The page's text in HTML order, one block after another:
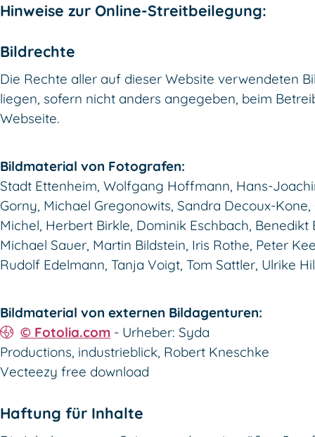
Hinweise zur Online-Streitbeilegung:
Bildrechte
Die Rechte aller auf dieser Website verwendeten
liegen, sofern nicht anders angegeben, beim
Webseite.
Bildmaterial von Fotografen:
Stadt Ettenheim, Wolfgang Hoffmann, Hans-
Gorny, Michael Gregonowits, Sandra Decoux-Kone,
Michel, Herbert Birkle, Dominik Eschbach, Benedikt
Michael Sauer, Martin Bildstein, Iris Rothe, Peter
Rudolf Edelmann, Tanja Voigt, Tom Sattler, Ulrike
Bildmaterial von externen Bildagenturen:
© Fotolia.com - Urheber: Syda
Productions, industrieblick, Robert Kneschke
Vecteezy free download
Haftung für Inhalte